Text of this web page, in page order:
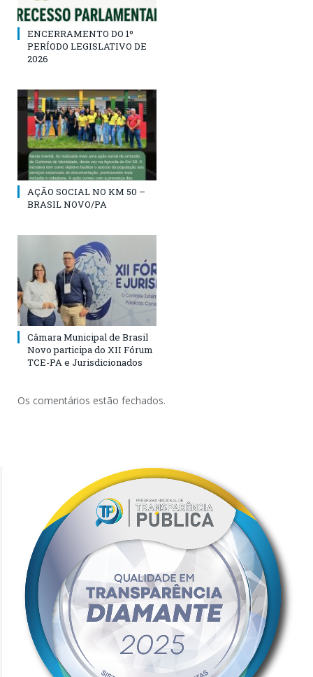
ENCERRAMENTO DO 1º
PERÍODO LEGISLATIVO DE
2026
AÇÃO SOCIAL NO KM 50 –
BRASIL NOVO/PA
Câmara Municipal de Brasil
Novo participa do XII Fórum
TCE-PA e Jurisdicionados
Os comentários estão fechados.